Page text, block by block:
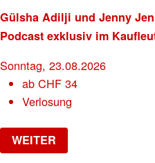
Gülsha Adilji und Jenny
Podcast exklusiv im
Sonntag, 23.08.2026
abCHF 34
Verlosung
WEITER